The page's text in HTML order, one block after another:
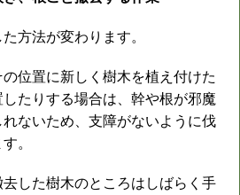
方法が変わります。
位置に新しく樹木を植え付けた
たりする場合は、幹や根が邪魔
ないため、支障がないように伐
。
した樹木のところはしばらく手